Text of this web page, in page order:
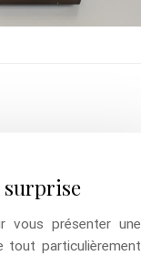
surprise
vous présenter une
tout particulièrement